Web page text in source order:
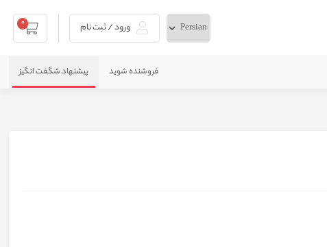
ورود / ثبت نام 0
فروشنده شوید پیشنهاد شگفت انگیز